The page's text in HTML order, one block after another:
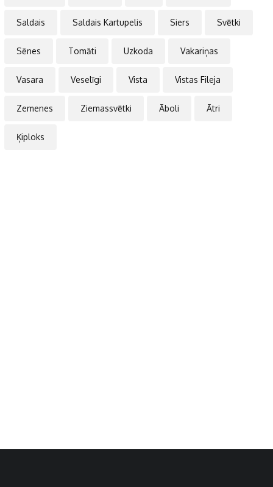
Saldais Saldais Kartupelis Siers Svētki
Sēnes Tomāti Uzkoda Vakariņas
Vasara Veselīgi Vista Vistas Fileja
Zemenes Ziemassvētki Āboli Ātri
Ķiploks